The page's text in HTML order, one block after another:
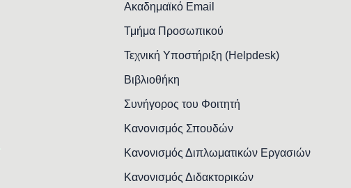
Ακαδημαϊκό Email
Τμήμα Προσωπικού
Τεχνική Υποστήριξη (Helpdesk)
Βιβλιοθήκη
Συνήγορος του Φοιτητή
Κανονισμός Σπουδών
Κανονισμός Διπλωματικών Εργασιών
Κανονισμός Διδακτορικών